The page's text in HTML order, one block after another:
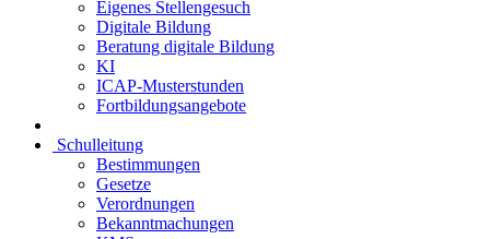
Eigenes Stellengesuch
Digitale Bildung
Beratung digitale Bildung
KI
ICAP-Musterstunden
Fortbildungsangebote
Schulleitung
Bestimmungen
Gesetze
Verordnungen
Bekanntmachungen